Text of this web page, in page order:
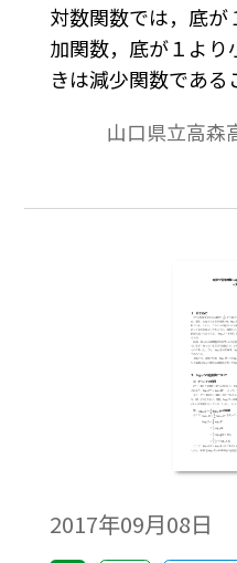
対数関数では，底
加関数，底が１より
きは減少関数であ
比較をさせる問題
とかを交え，底の変
とがある。 本稿で
log925を小さい順
て，そこから考えら
してみたい。※文中
エディタ」で作成
で数式を正しく表
数式エディタ」が
要です。無償ダウ
ウンロードのご案内
山口県立高
2017年09月08日